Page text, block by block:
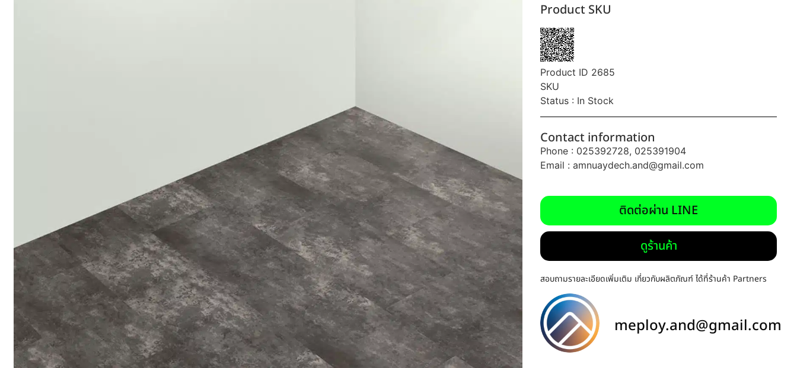
Product SKU
Product ID 2685
SKU
Status : In Stock
Contact information
Phone : 025392728, 025391904
Email :amnuaydech.and@gmail.com
ติดต่อผ่าน LINE
ดูร้านค้า
สอบถามรายละเอียดเพิ่มเติม เกี่ยวกับผลิตภัณฑ์ ได้ที่ร้านค้า Partners
meploy.and@gmail.com